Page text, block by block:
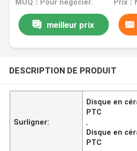
MOQ：Pour négocier. Prix
meilleur prix
DESCRIPTION DE PRODUIT
Surligner:
Disque en
PTC
,
Disque en
PTC